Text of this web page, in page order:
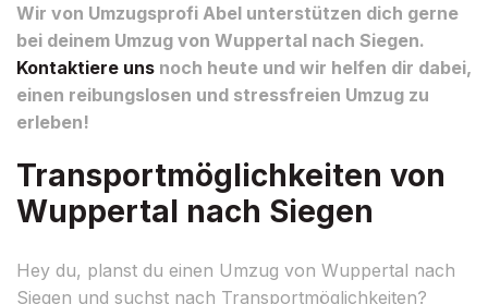
Wir von Umzugsprofi Abel unterstützen dich gerne
bei deinem Umzug von Wuppertal nach Siegen.
Kontaktiere uns noch heute und wir helfen dir dabei,
einen reibungslosen und stressfreien Umzug zu
erleben!
Transportmöglichkeiten von
Wuppertal nach Siegen
Hey du, planst du einen Umzug von Wuppertal nach
Siegen und suchst nach Transportmöglichkeiten?